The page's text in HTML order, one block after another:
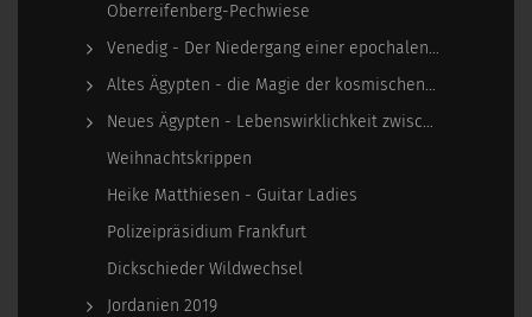
Oberreifenberg-Pechwiese
Venedig - Der Niedergang einer epochalen Macht
Altes Ägypten - die Magie der kosmischen…
Neues Ägypten - Lebenswirklichkeit zwischen…
Weihnachtskrippen
Heike Matthiesen - Guitar Ladies
Polizeipräsidium Frankfurt
Dickschieder Wildwechsel
Jordanien 2019